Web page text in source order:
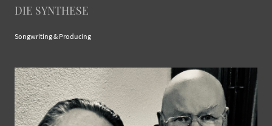
DIE SYNTHESE
Songwriting & Producing